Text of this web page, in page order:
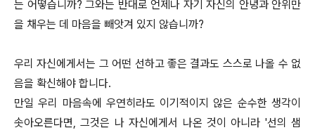
는 어떻습니까? 그와는 반대로 언제나 자기 자신의 안녕과 안위만
을 채우는 데 마음을 빼앗겨 있지 않습니까?
우리 자신에게서는 그 어떤 선하고 좋은 결과도 스스로 나올 수 없
음을 확신해야 합니다.
만일 우리 마음속에 우연히라도 이기적이지 않은 순수한 생각이
솟아오른다면, 그것은 나 자신에게서 나온 것이 아니라 '선의 샘